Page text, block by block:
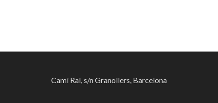
Camí Ral, s/n Granollers, Barcelona